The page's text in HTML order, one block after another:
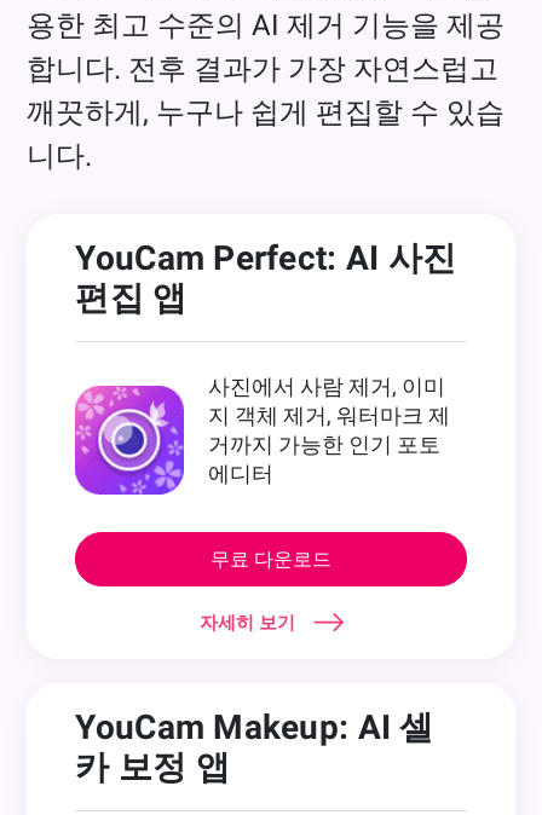
용한 최고 수준의 AI 제거 기능을 제공
합니다. 전후 결과가 가장 자연스럽고
깨끗하게, 누구나 쉽게 편집할 수 있습
니다.
YouCam Perfect: AI 사진
편집 앱
사진에서 사람 제거, 이미
지 객체 제거, 워터마크 제
거까지 가능한 인기 포토
에디터
무료 다운로드
자세히 보기
YouCam Makeup: AI 셀
카 보정 앱